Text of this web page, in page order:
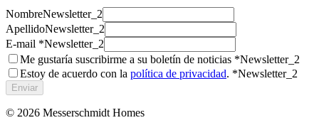
NombreNewsletter_2
ApellidoNewsletter_2
E-mail *Newsletter_2
Me gustaría suscribirme a su boletín de noticias *Newsletter_2
Estoy de acuerdo con la política de privacidad. *Newsletter_2
Enviar
© 2026 Messerschmidt Homes